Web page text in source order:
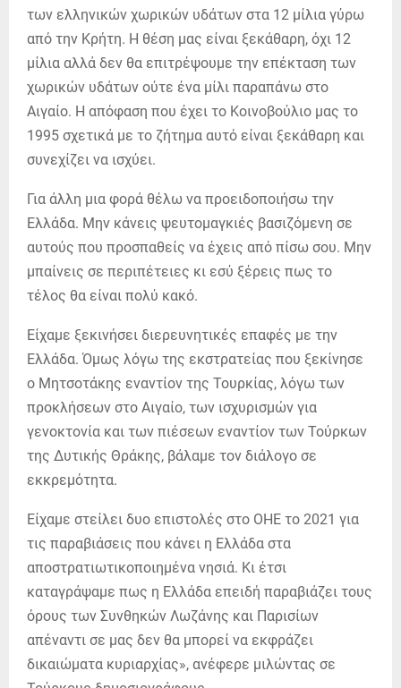
των ελληνικών χωρικών υδάτων στα 12 μίλια γύρω
από την Κρήτη. Η θέση μας είναι ξεκάθαρη, όχι 12
μίλια αλλά δεν θα επιτρέψουμε την επέκταση των
χωρικών υδάτων ούτε ένα μίλι παραπάνω στο
Αιγαίο. Η απόφαση που έχει το Κοινοβούλιο μας το
1995 σχετικά με το ζήτημα αυτό είναι ξεκάθαρη και
συνεχίζει να ισχύει.
Για άλλη μια φορά θέλω να προειδοποιήσω την
Ελλάδα. Μην κάνεις ψευτομαγκιές βασιζόμενη σε
αυτούς που προσπαθείς να έχεις από πίσω σου. Μην
μπαίνεις σε περιπέτειες κι εσύ ξέρεις πως το
τέλος θα είναι πολύ κακό.
Είχαμε ξεκινήσει διερευνητικές επαφές με την
Ελλάδα. Όμως λόγω της εκστρατείας που ξεκίνησε
ο Μητσοτάκης εναντίον της Τουρκίας, λόγω των
προκλήσεων στο Αιγαίο, των ισχυρισμών για
γενοκτονία και των πιέσεων εναντίον των Τούρκων
της Δυτικής Θράκης, βάλαμε τον διάλογο σε
εκκρεμότητα.
Είχαμε στείλει δυο επιστολές στο ΟΗΕ το 2021 για
τις παραβιάσεις που κάνει η Ελλάδα στα
αποστρατιωτικοποιημένα νησιά. Κι έτσι
καταγράψαμε πως η Ελλάδα επειδή παραβιάζει τους
όρους των Συνθηκών Λωζάνης και Παρισίων
απέναντι σε μας δεν θα μπορεί να εκφράζει
δικαιώματα κυριαρχίας», ανέφερε μιλώντας σε